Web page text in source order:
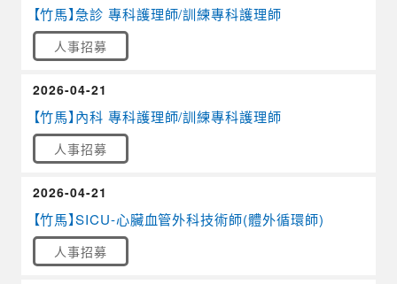
【竹馬】急診 專科護理師/訓練專科護理師
人事招募
【竹馬】內科 專科護理師/訓練專科護理師
人事招募
2026-04-21
【竹馬】SICU-心臟血管外科技術師(體外循環師)
人事招募
2026-04-21